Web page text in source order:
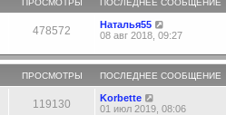
ПРОСМОТРЫ ПОСЛЕДНЕЕ СООБЩЕНИЕ
478572
Наталья55
08 авг 2018, 09:27
ПРОСМОТРЫ ПОСЛЕДНЕЕ СООБЩЕНИЕ
119130
Korbette
01 июл 2019, 08:06